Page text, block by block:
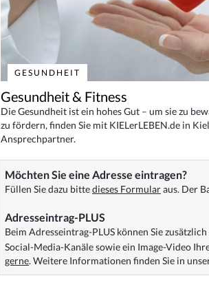
GESUNDHEIT
Gesundheit & Fitness
Die Gesundheit ist ein hohes Gut – um sie zu
zu fördern, finden Sie mit KIELerLEBEN.de in
Ansprechpartner.
Möchten Sie eine Adresse eintragen?
Füllen Sie dazu bittedieses Formularaus. Der
Adresseintrag-PLUS
Beim Adresseintrag-PLUS können Sie
Social-Media-Kanäle sowie ein Image-Video
gerne. Weitere Informationen finden Sie in